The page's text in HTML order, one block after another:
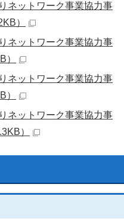
ネットワーク事業協力事
）
ネットワーク事業協力事
）
ネットワーク事業協力事
）
ネットワーク事業協力事
）